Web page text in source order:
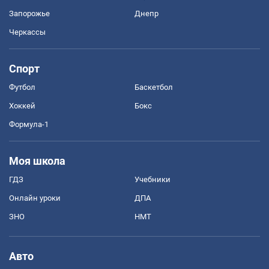
Запорожье Днепр
Черкассы
Спорт
Футбол Баскетбол
Хоккей Бокс
Формула-1
Моя школа
ГДЗ Учебники
Онлайн уроки ДПА
ЗНО НМТ
Авто